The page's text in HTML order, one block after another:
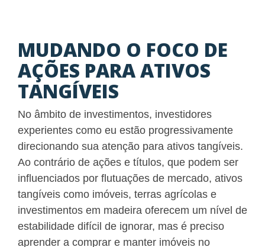
MUDANDO O FOCO DE
AÇÕES PARA ATIVOS
TANGÍVEIS
No âmbito de investimentos, investidores
experientes como eu estão progressivamente
direcionando sua atenção para ativos tangíveis.
Ao contrário de ações e títulos, que podem ser
influenciados por flutuações de mercado, ativos
tangíveis como imóveis, terras agrícolas e
investimentos em madeira oferecem um nível de
estabilidade difícil de ignorar, mas é preciso
aprender a comprar e manter imóveis no